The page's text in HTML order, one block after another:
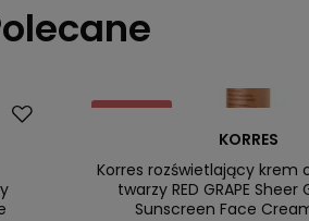
Promocja
KORRES
Korres rozświetlający krem
twarzy RED GRAPE Sheer
Sunscreen Face